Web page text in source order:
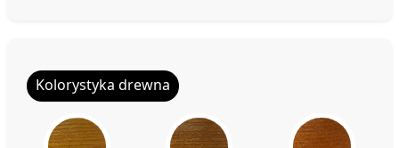
Kolorystyka drewna